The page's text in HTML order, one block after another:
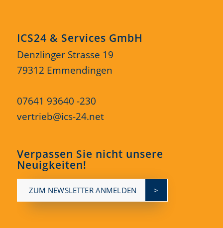
ICS24 & Services GmbH
Denzlinger Strasse 19
79312 Emmendingen
07641 93640 -230
vertrieb@ics-24.net
Verpassen Sie nicht unsere
Neuigkeiten!
ZUM NEWSLETTER ANMELDEN